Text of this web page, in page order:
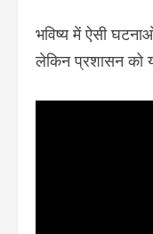
भविष्य में ऐसी
लेकिन प्रशासन को